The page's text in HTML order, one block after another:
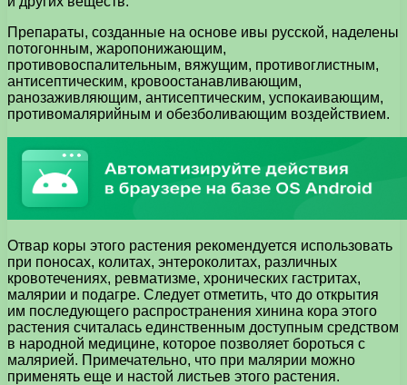
Препараты, созданные на основе ивы русской, наделены
потогонным, жаропонижающим,
противовоспалительным, вяжущим, противоглистным,
антисептическим, кровоостанавливающим,
ранозаживляющим, антисептическим, успокаивающим,
противомалярийным и обезболивающим воздействием.
Отвар коры этого растения рекомендуется использовать
при поносах, колитах, энтероколитах, различных
кровотечениях, ревматизме, хронических гастритах,
малярии и подагре. Следует отметить, что до открытия
им последующего распространения хинина кора этого
растения считалась единственным доступным средством
в народной медицине, которое позволяет бороться с
малярией. Примечательно, что при малярии можно
применять еще и настой листьев этого растения.